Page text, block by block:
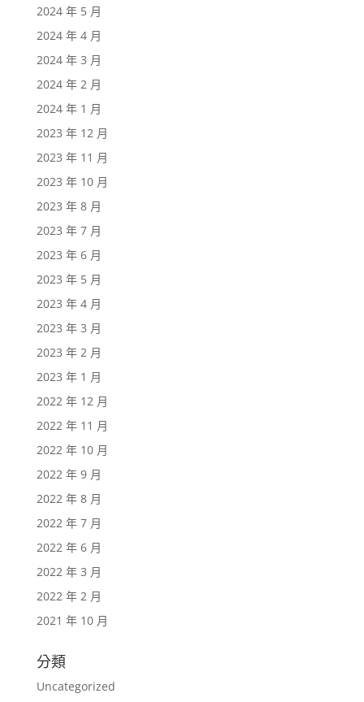
2024 年 5 月
2024 年 4 月
2024 年 3 月
2024 年 2 月
2024 年 1 月
2023 年 12 月
2023 年 11 月
2023 年 10 月
2023 年 8 月
2023 年 7 月
2023 年 6 月
2023 年 5 月
2023 年 4 月
2023 年 3 月
2023 年 2 月
2023 年 1 月
2022 年 12 月
2022 年 11 月
2022 年 10 月
2022 年 9 月
2022 年 8 月
2022 年 7 月
2022 年 6 月
2022 年 3 月
2022 年 2 月
2021 年 10 月
分類
Uncategorized